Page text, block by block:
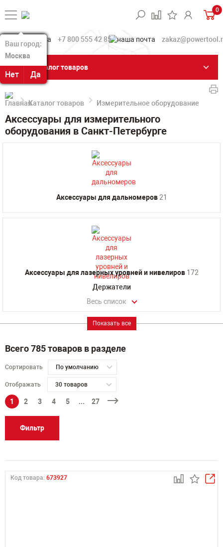
Ваш город:
Москва
Нет Да
Ваш город:
Москва
Нет Да
0
+7 800 555 42 85
Каталог товаров
Каталог товаров Измерительное оборудование
Аксессуары для измерительного
оборудования в Санкт-Петербурге
Аксессуары для дальномеров21
Аксессуары для лазерных уровней и нивелиров 172
Держатели
Весь список
Показать все
Всего 785 товаров в разделе
Сортировать По умолчанию
Отображать 30 товаров
1 2 3 4 5 ... 27
Фильтр
Код товара: 673927